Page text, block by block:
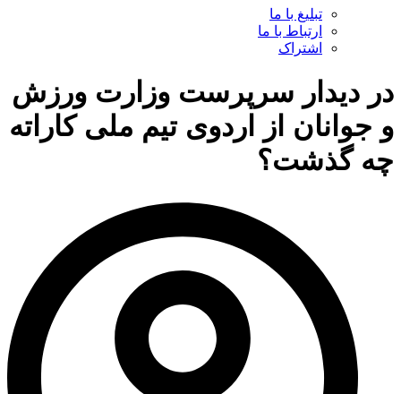
تبلیغ با ما
ارتباط با ما
اشتراک
در دیدار سرپرست وزارت ورزش
و جوانان از اردوی تیم ملی کاراته
چه گذشت؟